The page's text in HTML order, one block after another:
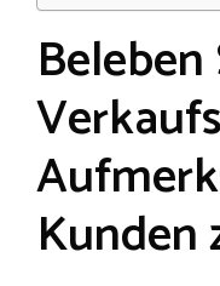
Kunden